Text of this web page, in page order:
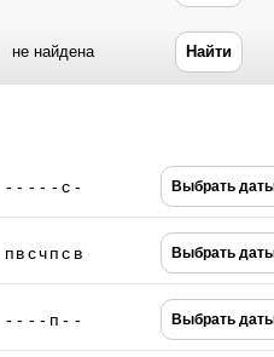
не найдена Найти
- - - - - с - Выбрать
пвсчпс в Выбрать
- - - - п - - Выбрать